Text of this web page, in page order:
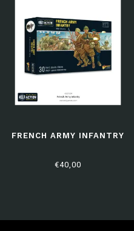
FRENCH ARMY INFANTRY
€40,00